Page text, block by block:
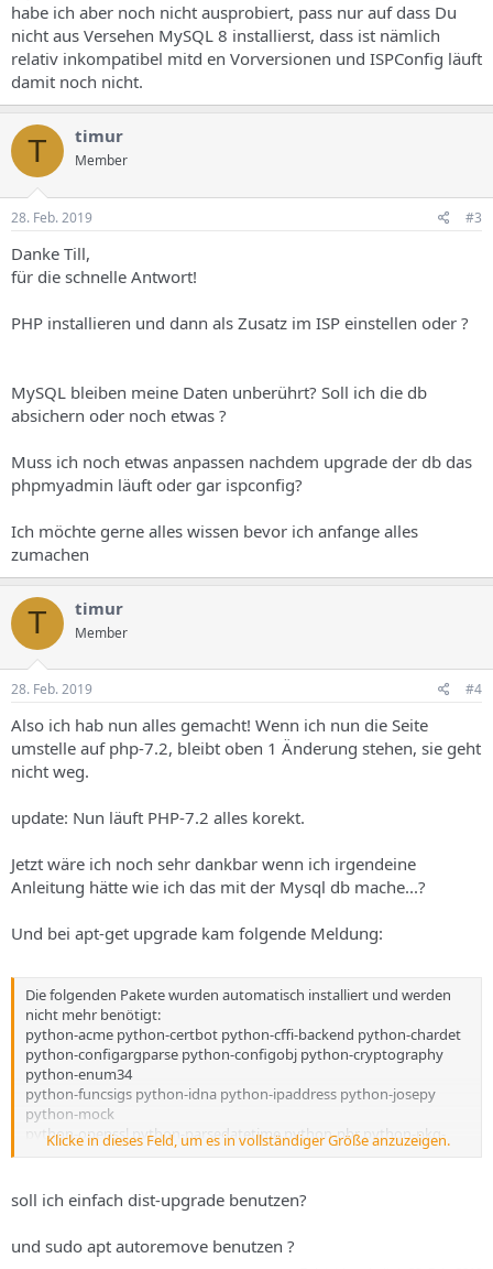
habe ich aber noch nicht ausprobiert, pass nur auf dass Du
nicht aus Versehen MySQL 8 installierst, dass ist nämlich
relativ inkompatibel mitd en Vorversionen und ISPConfig läuft
damit noch nicht.
T timur
Member
28. Feb. 2019 #3
Danke Till,
für die schnelle Antwort!
PHP installieren und dann als Zusatz im ISP einstellen oder ?
MySQL bleiben meine Daten unberührt? Soll ich die db
absichern oder noch etwas ?
Muss ich noch etwas anpassen nachdem upgrade der db das
phpmyadmin läuft oder gar ispconfig?
Ich möchte gerne alles wissen bevor ich anfange alles
zumachen
T timur
Member
28. Feb. 2019 #4
Also ich hab nun alles gemacht! Wenn ich nun die Seite
umstelle auf php-7.2, bleibt oben 1 Änderung stehen, sie geht
nicht weg.
update: Nun läuft PHP-7.2 alles korekt.
Jetzt wäre ich noch sehr dankbar wenn ich irgendeine
Anleitung hätte wie ich das mit der Mysql db mache...?
Und bei apt-get upgrade kam folgende Meldung:
Die folgenden Pakete wurden automatisch installiert und werden
nicht mehr benötigt:
python-acme python-certbot python-cffi-backend python-chardet
python-configargparse python-configobj python-cryptography
python-enum34
python-funcsigs python-idna python-ipaddress python-josepy
python-mock
python-openssl python-parsedatetime python-pbr python-pkg-
python-requests-toolbelt python-rfc3339 python-setuptools
python-six
python-zope.hookable
Klicke in dieses Feld, um es in vollständiger Größe anzuzeigen.
soll ich einfach dist-upgrade benutzen?
und sudo apt autoremove benutzen ?